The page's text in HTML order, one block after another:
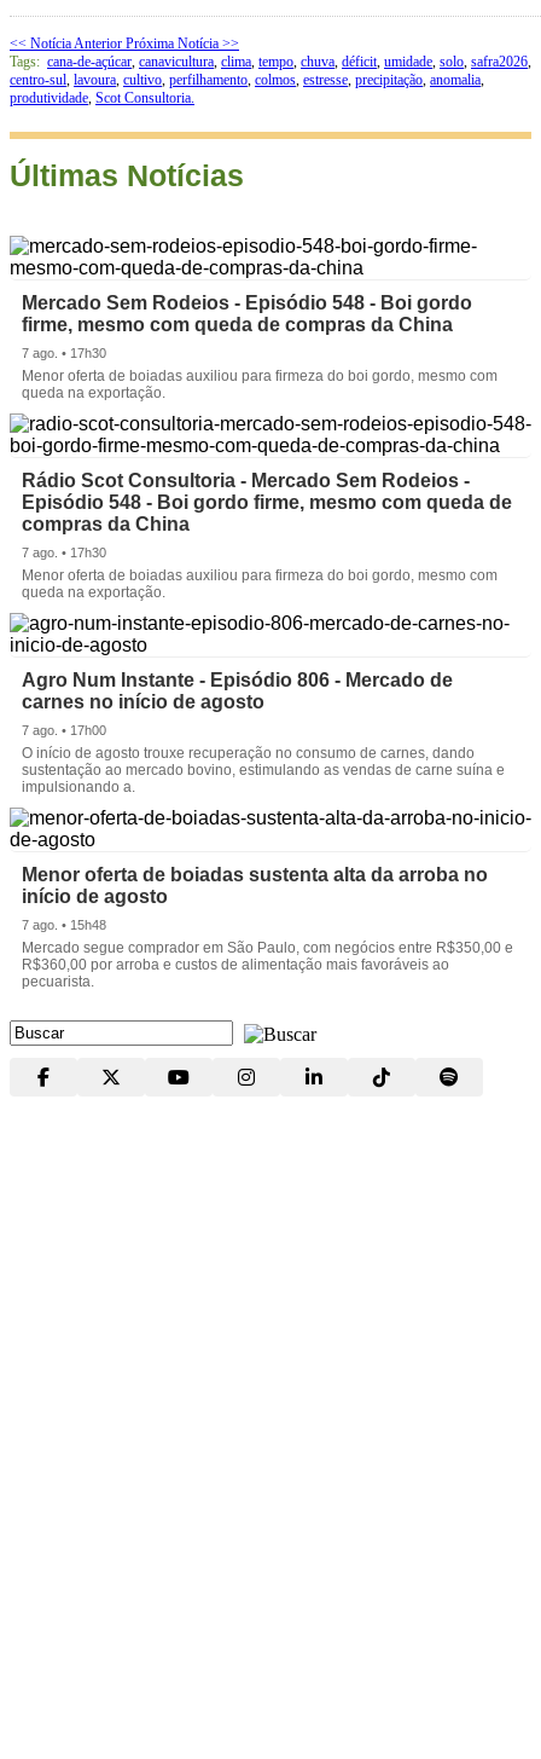
<< Notícia Anterior Próxima Notícia >>
Tags: cana-de-açúcar, canavicultura, clima, tempo, chuva, déficit, umidade, solo, safra2026,
centro-sul, lavoura, cultivo, perfilhamento, colmos, estresse, precipitação, anomalia,
produtividade, Scot Consultoria.
Últimas Notícias
Mercado Sem Rodeios - Episódio 548 - Boi gordo
firme, mesmo com queda de compras da China
7 ago. • 17h30
Menor oferta de boiadas auxiliou para firmeza do boi gordo, mesmo com
queda na exportação.
Rádio Scot Consultoria - Mercado Sem Rodeios -
Episódio 548 - Boi gordo firme, mesmo com queda de
compras da China
7 ago. • 17h30
Menor oferta de boiadas auxiliou para firmeza do boi gordo, mesmo com
queda na exportação.
Agro Num Instante - Episódio 806 - Mercado de
carnes no início de agosto
7 ago. • 17h00
O início de agosto trouxe recuperação no consumo de carnes, dando
sustentação ao mercado bovino, estimulando as vendas de carne suína e
impulsionando a.
Menor oferta de boiadas sustenta alta da arroba no
início de agosto
7 ago. • 15h48
Mercado segue comprador em São Paulo, com negócios entre R$350,00 e
R$360,00 por arroba e custos de alimentação mais favoráveis ao
pecuarista.